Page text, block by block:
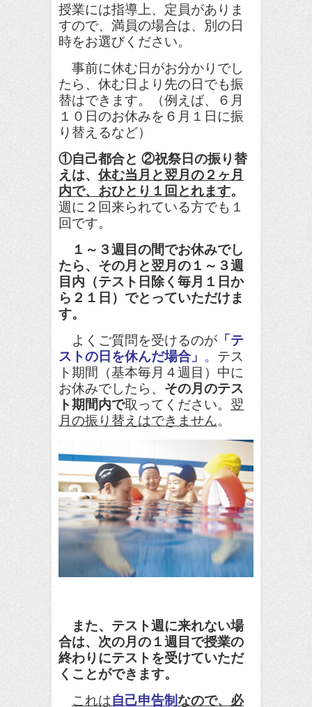
授業には指導上、定員がありま
すので、満員の場合は、別の日
時をお選びください。
事前に休む日がお分かりでし
たら、休む日より先の日でも振
替はできます。（例えば、６月
１０日のお休みを６月１日に振
り替えるなど）
①自己都合と ②祝祭日の振り替
え は、 休む当月と翌月の２ヶ月
内で、おひとり１回とれます。
週に２回来られている方でも１
回です。
１～３週目の間でお休みでし
たら、その月と翌月の１～３週
目内（テスト日除く毎月１日か
ら２１日）でとっていただけま
す。
よくご質問を受けるのが 「テ
ストの日を休んだ場合」 。 テス
ト期間（基本毎月４週目）中に
お休みでしたら、 その月のテス
ト期間内で取ってください。 翌
月の振り替えはできません。
また、テスト週に来れない場
合は、次の月の１週目で授業の
終わりにテストを受けていただ
くことができます。
これは自己申告制なので、 必